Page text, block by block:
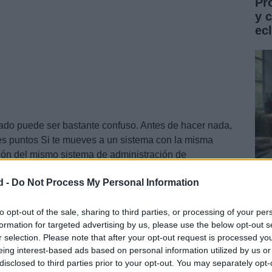
- Do Not Process My Personal Information
opt-out of the sale, sharing to third parties, or processing of your
for targeted advertising by us, please use the below opt-out
selection. Please note that after your opt-out request is processed
interest-based ads based on personal information utilized by us
to third parties prior to your opt-out. You may separately
puede ser bastante confuso. Antes de hacer nada,
puntos Si te mueves a un sistema con la misma
del mismo sistema de administración de
SQL será suficiente y no perderás
y